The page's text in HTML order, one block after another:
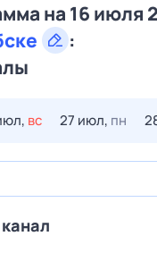
на 16 июля
:
вс 27 июл, пн